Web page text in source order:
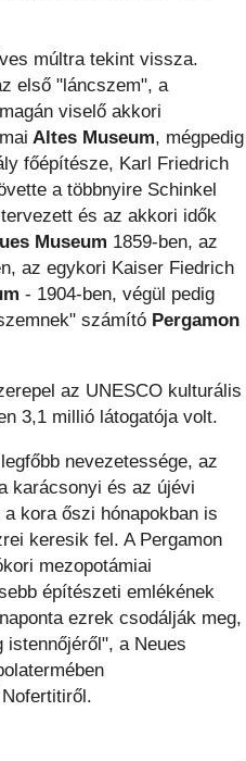
múltra tekint vissza.
első "láncszem", a
viselő akkori
Altes Museum, mégpedig
főépítésze, Karl Friedrich
a többnyire Schinkel
és az akkori idők
Museum 1859-ben, az
az egykori Kaiser Fiedrich
- 1904-ben, végül pedig
számító Pergamon
az UNESCO kulturális
3,1 millió látogatója volt.
nevezetessége, az
karácsonyi és az újévi
kora őszi hónapokban is
keresik fel. A Pergamon
mezopotámiai
építészeti emlékének
ezrek csodálják meg,
a Neues